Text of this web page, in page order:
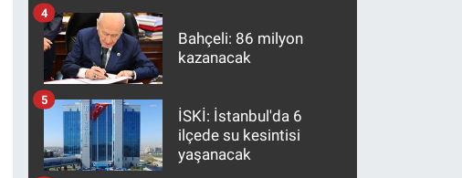
Bahçeli: 86 milyon
kazanacak
4
İSKİ: İstanbul'da 6
ilçede su kesintisi
yaşanacak
5